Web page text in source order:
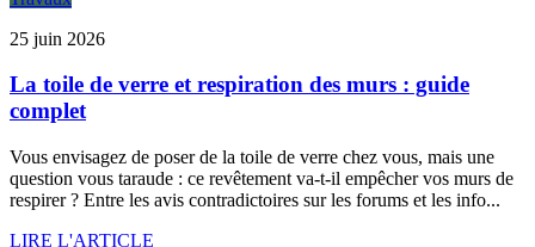
25 juin 2026
La toile de verre et respiration des murs : guide
complet
Vous envisagez de poser de la toile de verre chez vous, mais une
question vous taraude : ce revêtement va-t-il empêcher vos murs de
respirer ? Entre les avis contradictoires sur les forums et les info...
LIRE L'ARTICLE